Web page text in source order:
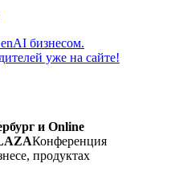
бизнесом.
уже на сайте!
и Online
Конференция
продуктах